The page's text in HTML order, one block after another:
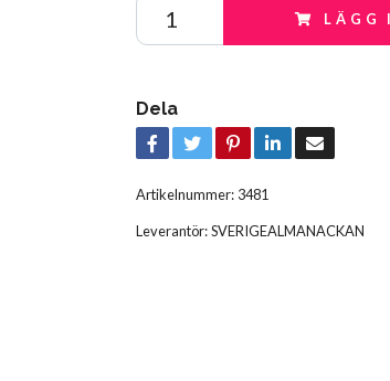
LÄGG
Dela
Artikelnummer: 3481
Leverantör:SVERIGEALMANACKAN